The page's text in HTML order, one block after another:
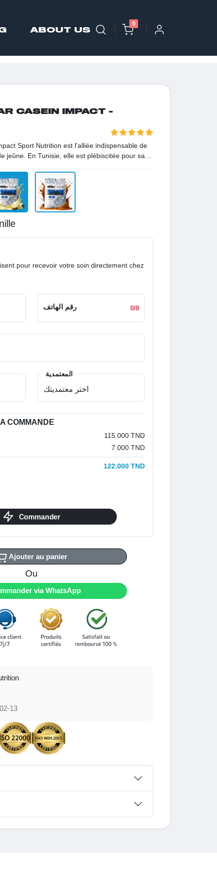
ABOUT US
0
CASEIN IMPACT -
Sport Nutrition est l'alliée indispensable de
jeûne. En Tunisie, elle est plébiscitée pour sa
de haute qualité assure une absorption
aminés, garantissant une vitalité constante
immédiat.
pour recevoir votre soin directement chez
رقم الهاتف 0/8
المعتمدية
COMMANDE
115.000 TND
7.000 TND
122.000 TND
Commander
Ajouter au panier
Ou
via WhatsApp
13